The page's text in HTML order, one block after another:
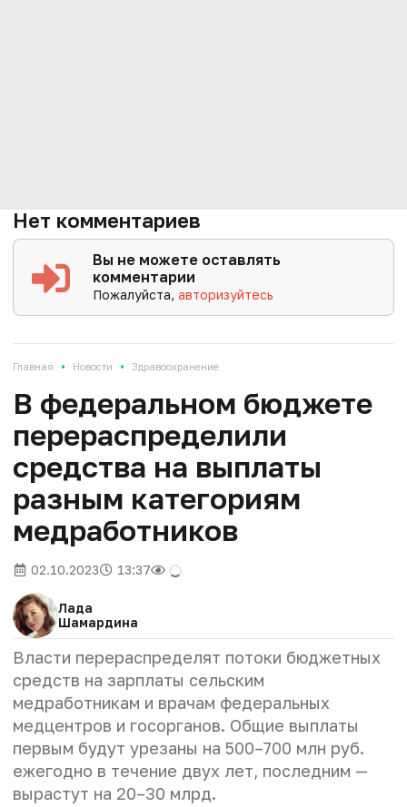
Нет комментариев
Вы не можете оставлять
комментарии
Пожалуйста,авторизуйтесь
Главная • Новости • Здравоохранение
В федеральном бюджете
перераспределили
средства на выплаты
разным категориям
медработников
02.10.2023 13:37
Лада
Шамардина
Власти перераспределят потоки бюджетных
средств на зарплаты сельским
медработникам и врачам федеральных
медцентров и госорганов. Общие выплаты
первым будут урезаны на 500–700 млн руб.
ежегодно в течение двух лет, последним —
вырастут на 20–30 млрд.